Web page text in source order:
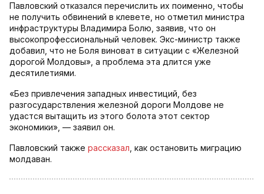
Павловский отказался перечислить их поименно, чтобы
не получить обвинений в клевете, но отметил министра
инфраструктуры Владимира Болю, заявив, что он
высокопрофессиональный человек. Экс-министр также
добавил, что не Боля виноват в ситуации с «Железной
дорогой Молдовы», а проблема эта длится уже
десятилетиями.
«Без привлечения западных инвестиций, без
разгосударствления железной дороги Молдове не
удастся вытащить из этого болота этот сектор
экономики», — заявил он.
Павловский также рассказал , как остановить миграцию
молдаван.